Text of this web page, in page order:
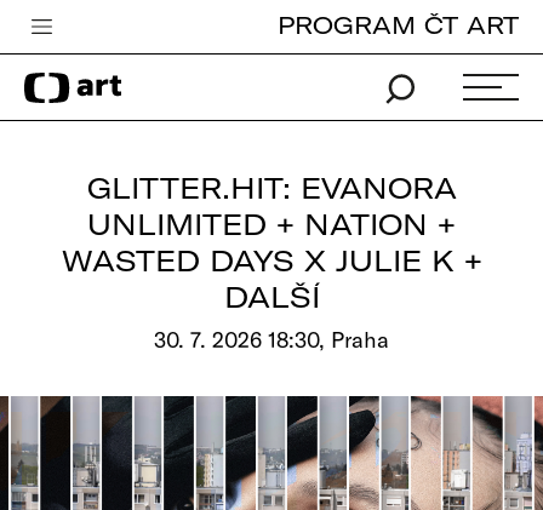
Česká televize
Zpravodajství
iVysílání
TV program
Vše o ČT
PROGRAM ČT ART
GLITTER.HIT: EVANORA
UNLIMITED + NATION +
WASTED DAYS X JULIE K +
DALŠÍ
30. 7. 2026 18:30, Praha